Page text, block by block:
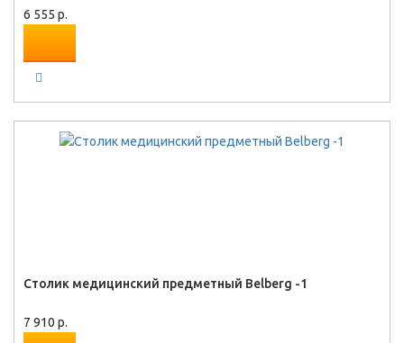
6 555 р.
Столик медицинский предметный Belberg -1
7 910 р.